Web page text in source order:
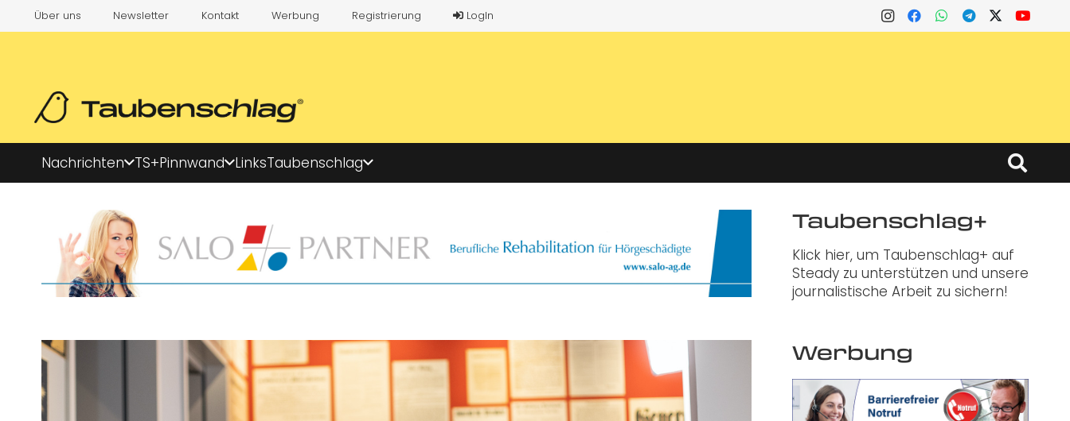
Über uns Newsletter Kontakt Werbung Registrierung LogIn
Nachrichten TS+Pinnwand LinksTaubenschlag
Taubenschlag+
Klick hier, um Taubenschlag+ auf
Steady zu unterstützen und unsere
journalistische Arbeit zu sichern!
Werbung